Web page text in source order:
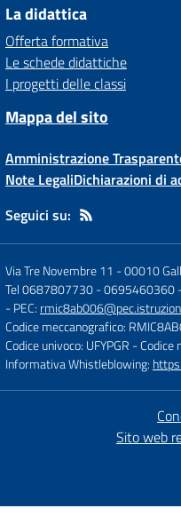
La didattica
Offerta formativa
Le schede didattiche
I progetti delle classi
Mappa del sito
Amministrazione
Note LegaliDichiarazioni di
Seguici su:
Via Tre Novembre 11 -00010
Tel 0687807730 - 0695460360
- PEC:
Codice meccanografico:
Codice univoco: UFYPGR - Codice
Informativa Whistleblowing:
Sito web